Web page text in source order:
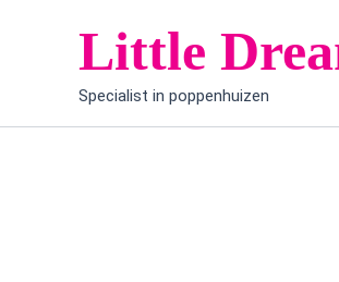
Little
Specialist in poppenhuizen